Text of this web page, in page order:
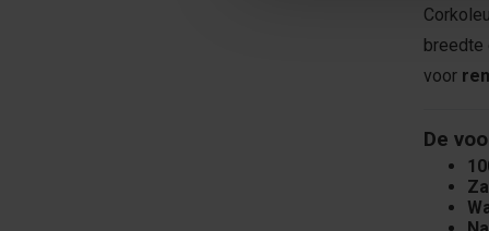
breedte
voor
De